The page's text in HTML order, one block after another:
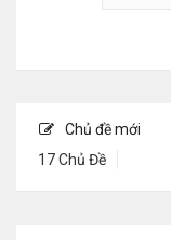
Chủ đề mới
17 Chủ Đề